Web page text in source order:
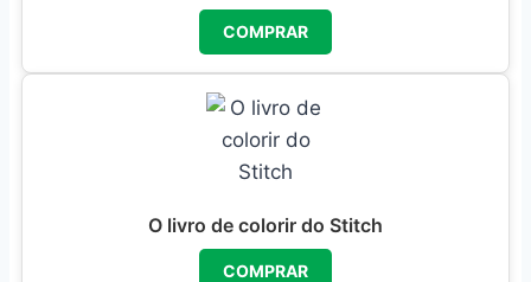
COMPRAR
O livro de colorir do Stitch
COMPRAR